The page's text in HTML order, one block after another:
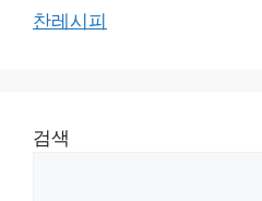
찬레시피
검색